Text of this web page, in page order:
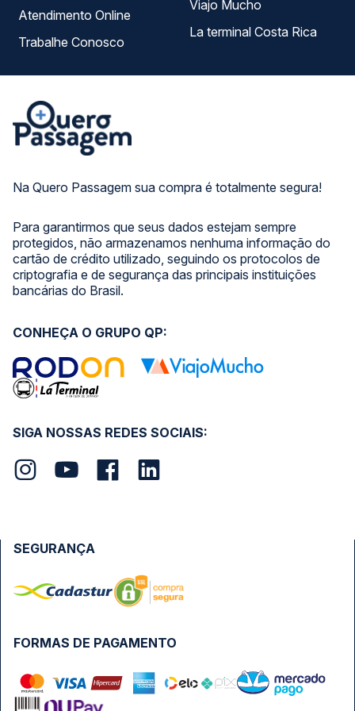
Na Quero Passagem sua compra é totalmente segura!
Para garantirmos que seus dados estejam sempre
protegidos, não armazenamos nenhuma informação do
cartão de crédito utilizado, seguindo os protocolos de
criptografia e de segurança das principais instituições
bancárias do Brasil.
Atendimento Online
Trabalhe Conosco
Viajo Mucho
La terminal Costa Rica
SIGA NOSSAS REDES SOCIAIS:
CONHEÇA O GRUPO QP:
FORMAS DE PAGAMENTO
SEGURANÇA